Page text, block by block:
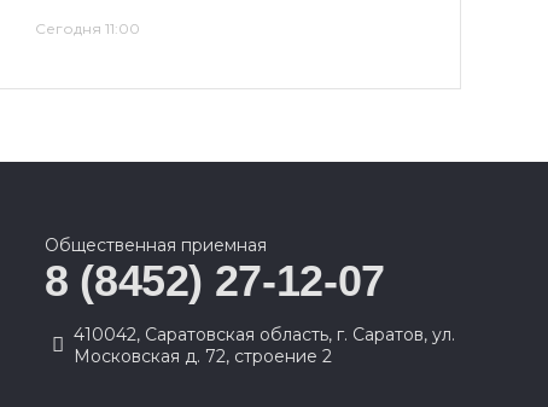
Сегодня 11:00
Общественная приемная
8 (8452) 27-12-07
410042, Саратовская область, г. Саратов, ул.
Московская д. 72, строение 2